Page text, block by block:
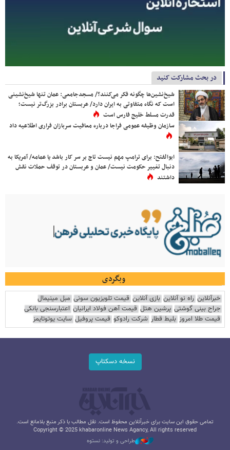
در بحث مشارکت کنید
شیخ‌نشین‌ها چگونه فکر می‌کنند؟/ مسجدجامعی: عمان تنها شیخ‌نشینی
است که نگاه متفاوتی به ایران دارد/ عربستان برادر بزرگ‌تر نیست؛
قدرت مسلط خلیج فارس است
سازمان وظیفه عمومی فراجا درباره معافیت سربازان فراری اطلاعیه داد
ابوالفتح: برای ترامپ مهم نیست تاج بر سر کار باشد یا عمامه/ آمریکا به
دنبال تغییر حکومت نیست/ عمان و عربستان در توقف حملات نقش
داشتند
وبگردی
خبرآنلاین راه نو آنلاین بازی آنلاین قیمت تلویزیون سونی مبل مینیمال
جراح بینی گوشتی پرشین هتل قیمت آهن فولاد ایرانیان اعتبارسنجی بانکی
قیمت طلا امروز بلیط قطار شرکت رادوکو قیمت پروفیل سایت یوتوتایمز
نسخه دسکتاپ
تمامی حقوق این سایت برای خبرآنلاین محفوظ است. نقل مطالب با ذکر منبع بلامانع است.
Copyright © 2025 khabaronline News Agancy, All rights reserved
طراحی و تولید: نستوه